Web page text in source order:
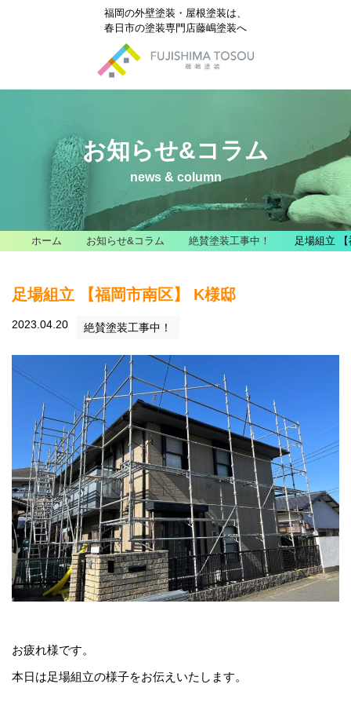
福岡の外壁塗装・屋根塗装は、
春日市の塗装専門店藤嶋塗装へ
お知らせ&コラム
news & column
ホーム お知らせ&コラム 絶賛塗装工事中！ 足場組立
足場組立 【福岡市南区】 K様邸
2023.04.20 絶賛塗装工事中！
お疲れ様です。
本日は足場組立の様子をお伝えいたします。